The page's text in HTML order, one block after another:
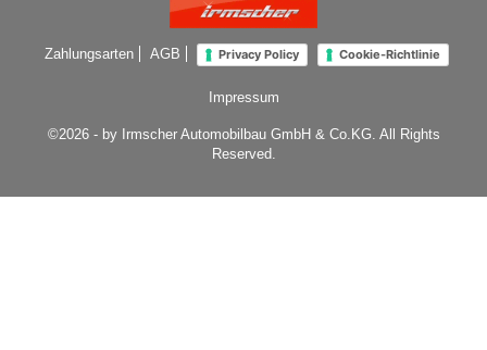
Zahlungsarten AGB Privacy Policy Cookie-Richtlinie
Impressum
©2026 - by Irmscher Automobilbau GmbH & Co.KG. All Rights
Reserved.